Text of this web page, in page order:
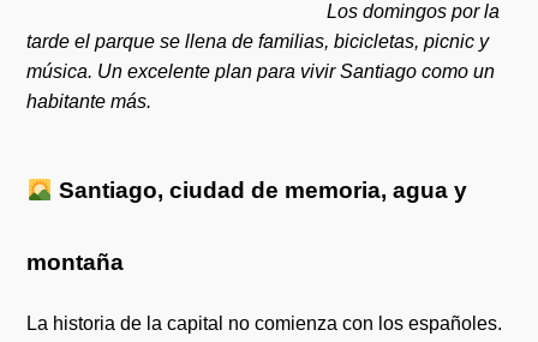
Los domingos por la
tarde el parque se llena de familias, bicicletas, picnic y
música. Un excelente plan para vivir Santiago como un
habitante más.
Santiago, ciudad de memoria, agua y
montaña
La historia de la capital no comienza con los españoles.